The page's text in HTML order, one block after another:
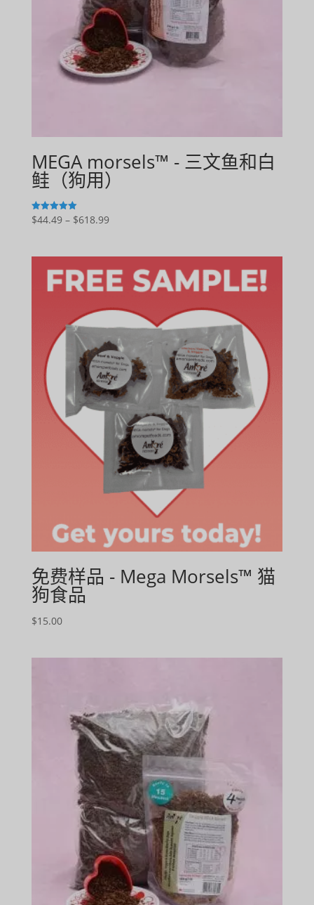
MEGA morsels™ - 三文鱼和白
鲑（狗用）
5
满分 5 分
$44.49 – $618.99价
围：
$44.49
$618.99
免费样品 - Mega Morsels™ 猫
狗食品
$15.00